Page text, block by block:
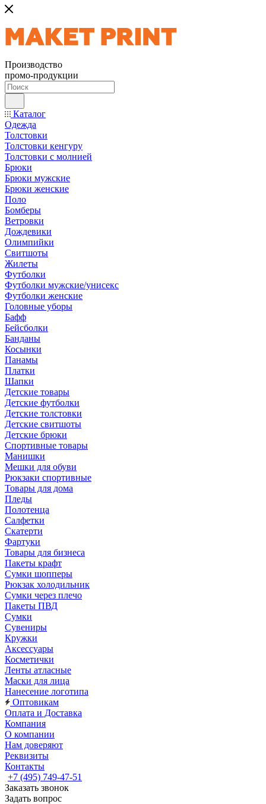
Производство
промо-продукции
Каталог
Одежда
Толстовки
Толстовки кенгуру
Толстовки с молнией
Брюки
Брюки мужские
Брюки женские
Поло
Бомберы
Ветровки
Дождевики
Олимпийки
Свитшоты
Жилеты
Футболки
Футболки мужские/унисекс
Футболки женские
Головные уборы
Бафф
Бейсболки
Банданы
Косынки
Панамы
Платки
Шапки
Детские товары
Детские футболки
Детские толстовки
Детские свитшоты
Детские брюки
Спортивные товары
Манишки
Мешки для обуви
Рюкзаки спортивные
Товары для дома
Пледы
Полотенца
Салфетки
Скатерти
Фартуки
Товары для бизнеса
Пакеты крафт
Сумки шопперы
Рюкзак холодильник
Сумки через плечо
Пакеты ПВД
Сумки
Сувениры
Кружки
Аксессуары
Косметички
Ленты атласные
Маски для лица
Нанесение логотипа
Оптовикам
Оплата и Доставка
Компания
О компании
Нам доверяют
Реквизиты
Контакты
+7 (495) 749-47-51
Заказать звонок
Задать вопрос